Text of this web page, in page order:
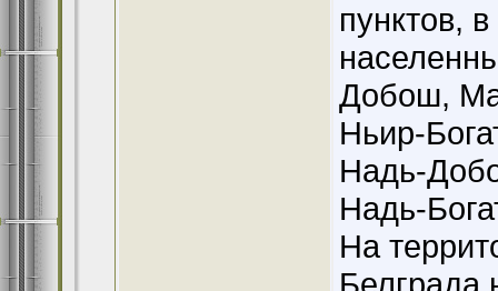
пунктов,
Добош,
Ньир-
Надь-
Надь-
На